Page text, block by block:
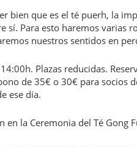
bien que es el té puerh, la
sí. Para esto haremos varias
nuestros sentidos en
Plazas reducidas.
de 35€ o 30€ para socios
ese día.
la Ceremonia del Té Gong